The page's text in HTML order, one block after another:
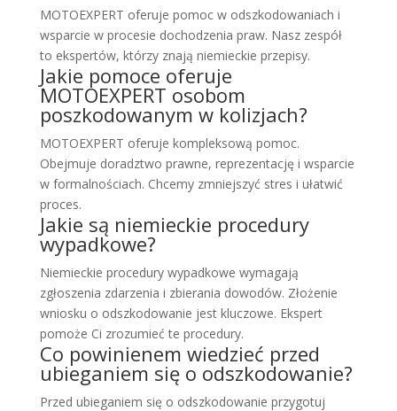
MOTOEXPERT oferuje pomoc w odszkodowaniach i
wsparcie w procesie dochodzenia praw. Nasz zespół
to ekspertów, którzy znają niemieckie przepisy.
Jakie pomoce oferuje
MOTOEXPERT osobom
poszkodowanym w kolizjach?
MOTOEXPERT oferuje kompleksową pomoc.
Obejmuje doradztwo prawne, reprezentację i wsparcie
w formalnościach. Chcemy zmniejszyć stres i ułatwić
proces.
Jakie są niemieckie procedury
wypadkowe?
Niemieckie procedury wypadkowe wymagają
zgłoszenia zdarzenia i zbierania dowodów. Złożenie
wniosku o odszkodowanie jest kluczowe. Ekspert
pomoże Ci zrozumieć te procedury.
Co powinienem wiedzieć przed
ubieganiem się o odszkodowanie?
Przed ubieganiem się o odszkodowanie przygotuj